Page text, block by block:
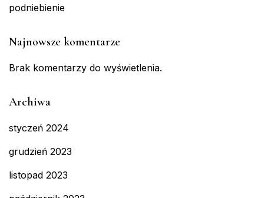
podniebienie
Najnowsze komentarze
Brak komentarzy do wyświetlenia.
Archiwa
styczeń 2024
grudzień 2023
listopad 2023